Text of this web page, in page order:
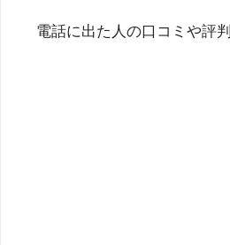
電話に出た人の口コミや評